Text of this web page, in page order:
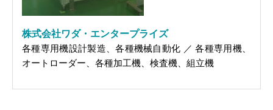
株式会社ワダ・エンタープライズ
各種専用機設計製造、各種機械自動化 ／ 各種専用機、
オートローダー、各種加工機、検査機、組立機